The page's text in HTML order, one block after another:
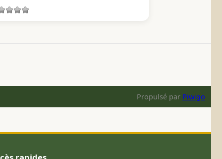
Propulsé par Piwigo